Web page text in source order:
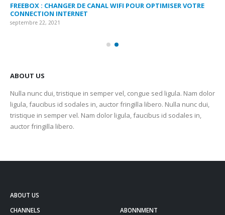
FREEBOX : CHANGER DE CANAL WIFI POUR OPTIMISER VOTRE
CONNECTION INTERNET
septembre 22, 2021
ABOUT US
Nulla nunc dui, tristique in semper vel, congue sed ligula. Nam dolor
ligula, faucibus id sodales in, auctor fringilla libero. Nulla nunc dui,
tristique in semper vel. Nam dolor ligula, faucibus id sodales in,
auctor fringilla libero.
ABOUT US
CHANNELS
ABONNMENT